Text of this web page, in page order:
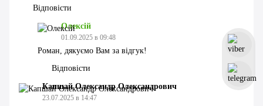
Відповісти
Олексій
01.09.2025 в 09:48
Роман, дякуємо Вам за відгук!
Відповісти
Капшай Олександр Олександрович
23.07.2025 в 14:47